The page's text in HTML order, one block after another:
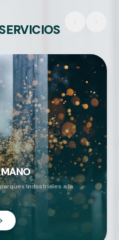
industriales a la